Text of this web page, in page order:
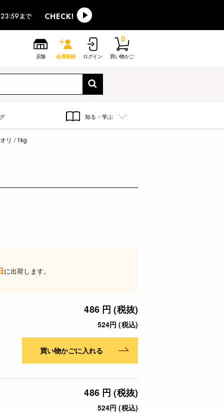
店舗 会員登録 ログイン 買い物かご
0
知る・学ぶ
リ / 1kg
に出荷します。
486 円 (税抜)
524円 (税込)
買い物かごに入れる
486 円 (税抜)
524円 (税込)